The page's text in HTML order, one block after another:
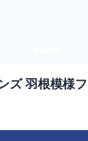
ズ 羽根模様